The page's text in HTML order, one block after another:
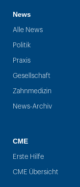
News
Alle News
Politik
Praxis
Gesellschaft
Zahnmedizin
News-Archiv
CME
Erste Hilfe
CME Übersicht